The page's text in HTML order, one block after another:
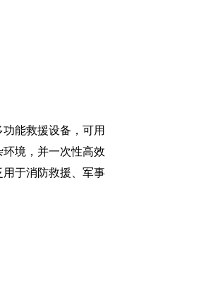
能救援设备，可用
境，并一次性高效
于消防救援、军事